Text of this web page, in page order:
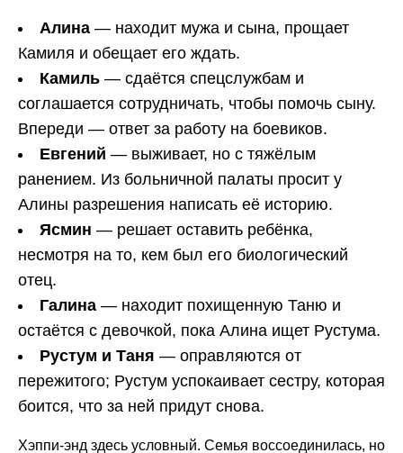
Алина — находит мужа и сына, прощает
Камиля и обещает его ждать.
Камиль — сдаётся спецслужбам и
соглашается сотрудничать, чтобы помочь сыну.
Впереди — ответ за работу на боевиков.
Евгений — выживает, но с тяжёлым
ранением. Из больничной палаты просит у
Алины разрешения написать её историю.
Ясмин — решает оставить ребёнка,
несмотря на то, кем был его биологический
отец.
Галина — находит похищенную Таню и
остаётся с девочкой, пока Алина ищет Рустума.
Рустум и Таня — оправляются от
пережитого; Рустум успокаивает сестру, которая
боится, что за ней придут снова.
Хэппи-энд здесь условный. Семья воссоединилась, но